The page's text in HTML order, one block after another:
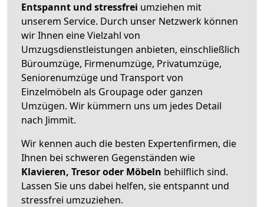
Entspannt und stressfrei umziehen mit
unserem Service. Durch unser Netzwerk können
wir Ihnen eine Vielzahl von
Umzugsdienstleistungen anbieten, einschließlich
Büroumzüge, Firmenumzüge, Privatumzüge,
Seniorenumzüge und Transport von
Einzelmöbeln als Groupage oder ganzen
Umzügen. Wir kümmern uns um jedes Detail
nach Jimmit.
Wir kennen auch die besten Expertenfirmen, die
Ihnen bei schweren Gegenständen wie
Klavieren, Tresor oder Möbeln behilflich sind.
Lassen Sie uns dabei helfen, sie entspannt und
stressfrei umzuziehen.